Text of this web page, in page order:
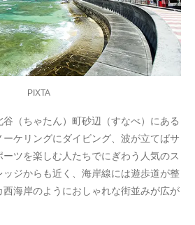
PIXTA
（ちゃたん）町砂辺（すなべ）にある
ーケリングにダイビング、波が立てばサ
ツを楽しむ人たちでにぎわう人気のス
ジからも近く、海岸線には遊歩道が整
海岸のようにおしゃれな街並みが広が